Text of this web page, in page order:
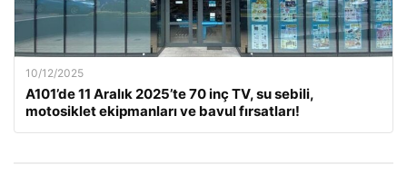
10/12/2025
A101’de 11 Aralık 2025’te 70 inç TV, su sebili,
motosiklet ekipmanları ve bavul fırsatları!